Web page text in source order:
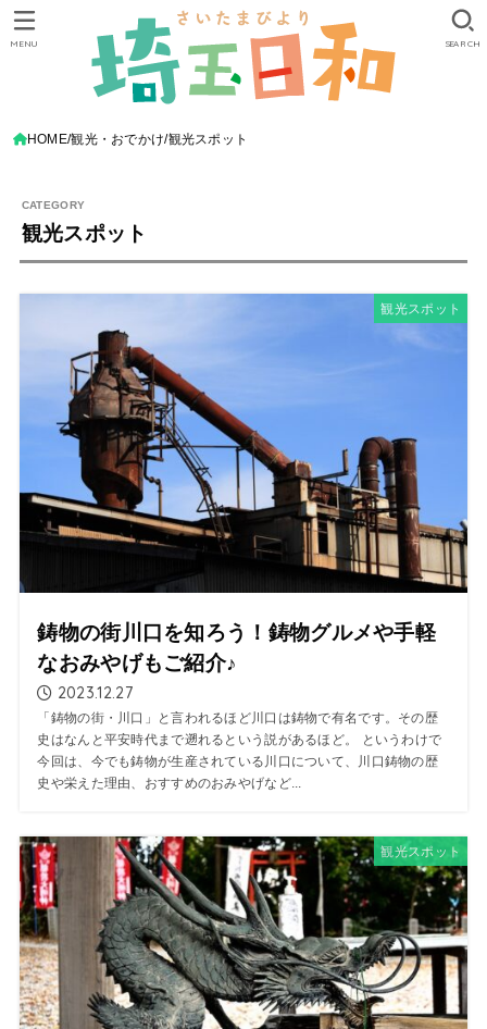
SEARCH
MENU
HOME 観光・おでかけ 観光スポット
観光スポット
観光スポット
鋳物の街川口を知ろう！鋳物グルメや手軽
なおみやげもご紹介♪
2023.12.27
「鋳物の街・川口」と言われるほど川口は鋳物で有名です。その歴
史はなんと平安時代まで遡れるという説があるほど。 というわけで
今回は、今でも鋳物が生産されている川口について、川口鋳物の歴
史や栄えた理由、おすすめのおみやげなど...
観光スポット